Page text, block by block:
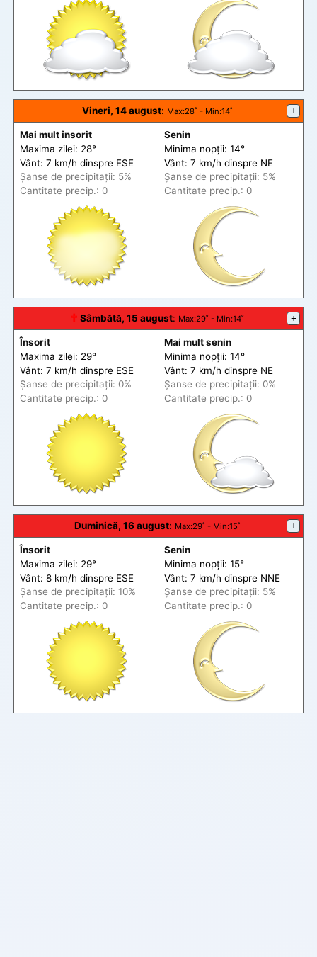
Vineri, 14 august: Max:28˚ - Min:14˚ +
Mai mult însorit
Maxima zilei: 28°
Vânt: 7 km/h dinspre ESE
Șanse de precipitații: 5%
Cantitate precip.: 0
Senin
Minima nopții: 14°
Vânt: 7 km/h dinspre NE
Șanse de precipitații: 5%
Cantitate precip.: 0
🕆 Sâmbătă, 15 august: Max:29˚ - Min:14˚ +
Însorit
Maxima zilei: 29°
Vânt: 7 km/h dinspre ESE
Șanse de precipitații: 0%
Cantitate precip.: 0
Mai mult senin
Minima nopții: 14°
Vânt: 7 km/h dinspre NE
Șanse de precipitații: 0%
Cantitate precip.: 0
Duminică, 16 august: Max:29˚ - Min:15˚ +
Însorit
Maxima zilei: 29°
Vânt: 8 km/h dinspre ESE
Șanse de precipitații: 10%
Cantitate precip.: 0
Senin
Minima nopții: 15°
Vânt: 7 km/h dinspre NNE
Șanse de precipitații: 5%
Cantitate precip.: 0